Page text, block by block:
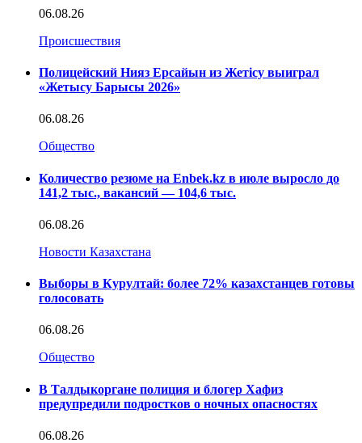
06.08.26
Происшествия
Полицейский Нияз Ерсайын из Жетісу выиграл
«Жетысу Барысы 2026»
06.08.26
Общество
Количество резюме на Enbek.kz в июле выросло до
141,2 тыс., вакансий — 104,6 тыс.
06.08.26
Новости Казахстана
Выборы в Курултай: более 72% казахстанцев готовы
голосовать
06.08.26
Общество
В Талдыкоргане полиция и блогер Хафиз
предупредили подростков о ночных опасностях
06.08.26